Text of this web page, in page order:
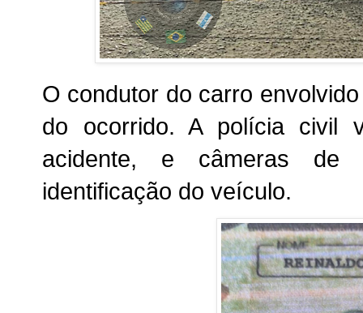
O condutor do carro
do ocorrido. A polícia civil
acidente, e câmeras de
identificação do veículo.